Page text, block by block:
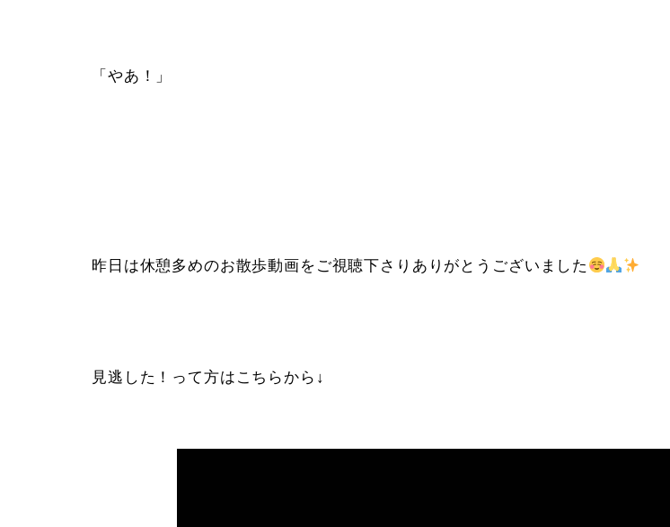
「やあ！」
昨日は休憩多めのお散歩動画をご視聴下さりありがとうございました
見逃した！って方はこちらから↓